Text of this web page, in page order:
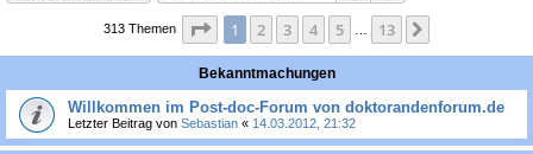
313 Themen Seite 1von 13
1 2 3 4 5 13
Bekanntmachungen
Willkommen im Post-doc-Forum von doktorandenforum.de
Letzter Beitrag von Sebastian « 14.03.2012, 21:32